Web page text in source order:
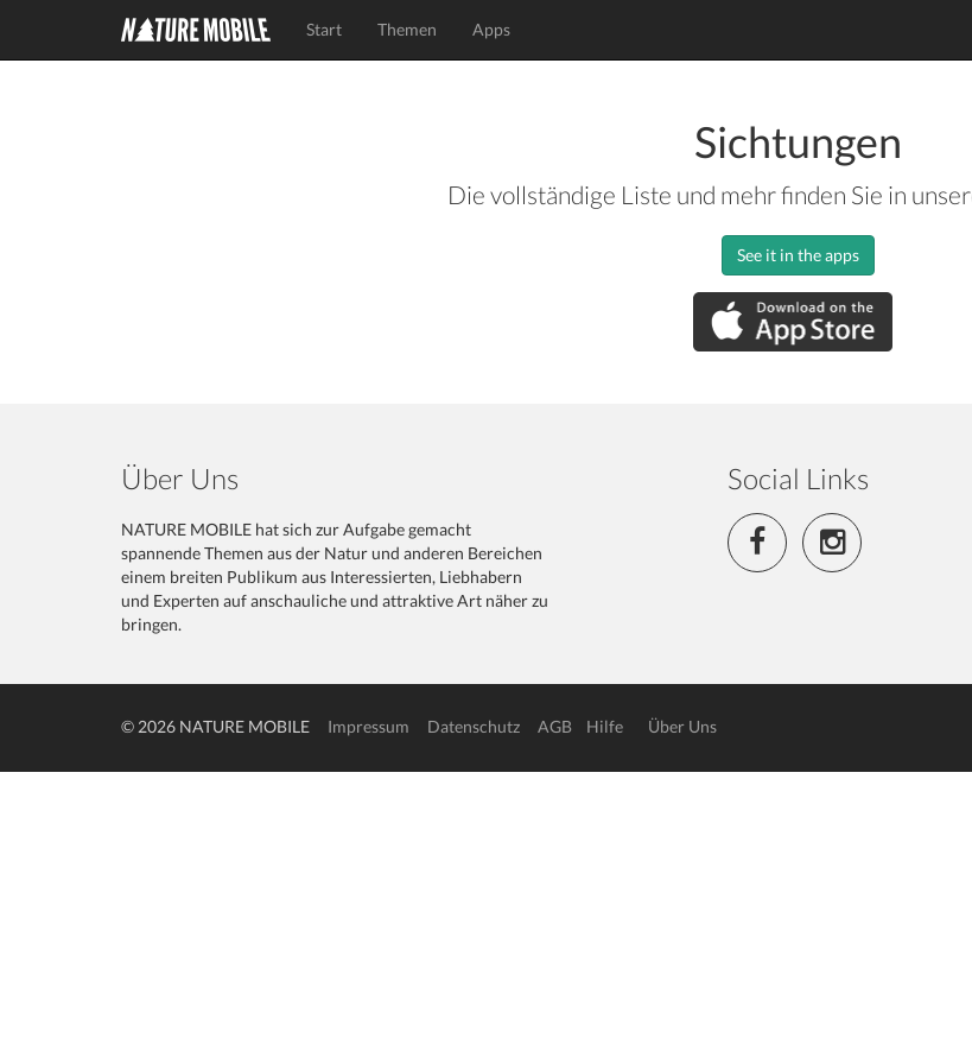
Start Themen Apps
Sichtungen
Die vollständige Liste und mehr finden Sie in
See it in the apps
Über Uns
NATURE MOBILE hat sich zur Aufgabe gemacht
spannende Themen aus der Natur und anderen Bereichen
einem breiten Publikum aus Interessierten, Liebhabern
und Experten auf anschauliche und attraktive Art näher zu
bringen.
Social Links
© 2026 NATURE MOBILE Impressum Datenschutz AGB Hilfe Über Uns